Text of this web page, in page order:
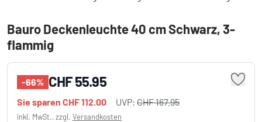
Bauro Deckenleuchte 40 cm Schwarz, 3-
flammig
-66% CHF 55.95
Sie sparen CHF 112.00 UVP: CHF 167.95
inkl. MwSt., zzgl. Versandkosten